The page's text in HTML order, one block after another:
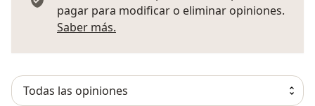
pagar para modificar o eliminar opiniones.
Saber más.